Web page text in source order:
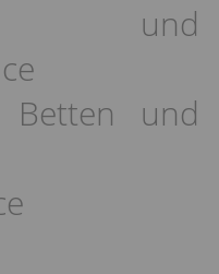
und
Betten und